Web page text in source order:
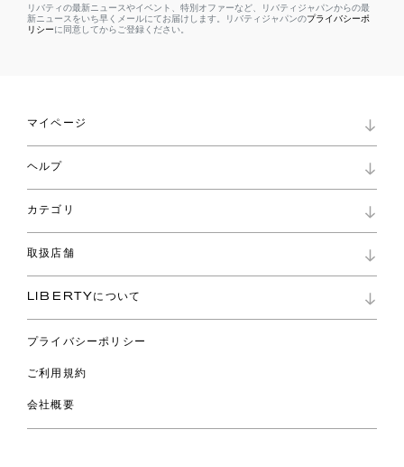
リバティの最新ニュースやイベント、特別オファーなど、リバティジャパンからの最
新ニュースをいち早くメールにてお届けします。リバティジャパンのプライバシーポ
リシーに同意してからご登録ください。
マイページ
ロイヤリティプログラム
パスワード再設定
ショッピングバッグ
ヘルプ
お問い合わせ
よくあるご質問
ご利用ガイド
カテゴリ
コレクション
ファブリックス
バッグ
ウェア
ライフスタイル
スペシャル
取扱店舗
リバティ・ファブリックス
LIBERTYについて
プライバシーポリシー
ご利用規約
会社概要